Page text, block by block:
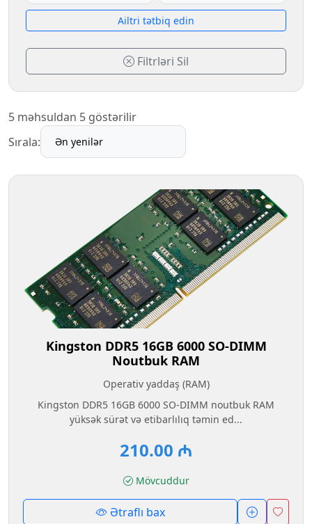
Аiltri tətbiq edin
Filtrləri Sil
5 məhsuldan 5 göstərilir
Sırala:
Kingston DDR5 16GB 6000 SO-DIMM
Noutbuk RAM
Operativ yaddaş (RAM)
Kingston DDR5 16GB 6000 SO-DIMM noutbuk RAM
yüksək sürət və etibarlılıq təmin ed...
210.00 ₼
Mövcuddur
Ətraflı bax